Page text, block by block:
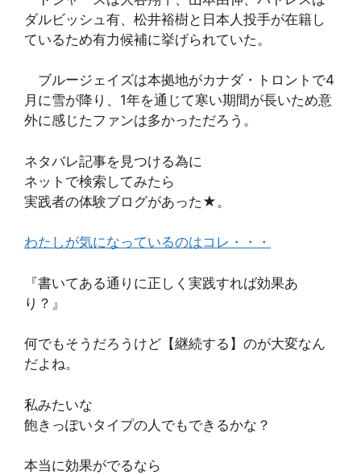
ダルビッシュ有、松井裕樹と日本人投手が在籍し
ているため有力候補に挙げられていた。
ブルージェイズは本拠地がカナダ・トロントで4
月に雪が降り、1年を通じて寒い期間が長いため意
外に感じたファンは多かっただろう。
ネタバレ記事を見つける為に
ネットで検索してみたら
実践者の体験ブログがあった★。
わたしが気になっているのはコレ・・・
『書いてある通りに正しく実践すれば効果あ
り？』
何でもそうだろうけど【継続する】のが大変なん
だよね。
私みたいな
飽きっぽいタイプの人でもできるかな？
本当に効果がでるなら